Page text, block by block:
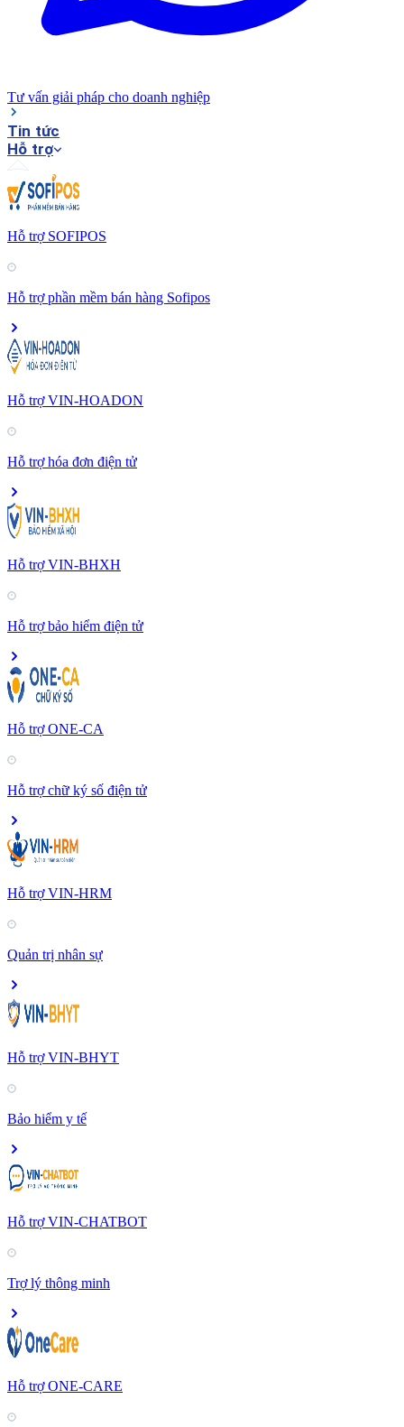
Tư vấn giải pháp cho doanh nghiệp
Tin tức
Hỗ trợ
Hỗ trợ SOFIPOS
Hỗ trợ phần mềm bán hàng Sofipos
Hỗ trợ VIN-HOADON
Hỗ trợ hóa đơn điện tử
Hỗ trợ VIN-BHXH
Hỗ trợ bảo hiểm điện tử
Hỗ trợ ONE-CA
Hỗ trợ chữ ký số điện tử
Hỗ trợ VIN-HRM
Quản trị nhân sự
Hỗ trợ VIN-BHYT
Bảo hiểm y tế
Hỗ trợ VIN-CHATBOT
Trợ lý thông minh
Hỗ trợ ONE-CARE